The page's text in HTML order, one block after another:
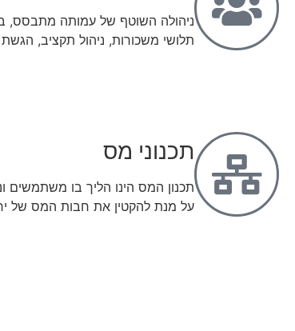
ניהולה השוטף של עמותה מתבסס,
תלושי משכורות, ניהול תקציב, הגשת
תכנוני מס
תכנון המס הינו הליך בו משתמשים
על מנת להקטין את חבות המס של